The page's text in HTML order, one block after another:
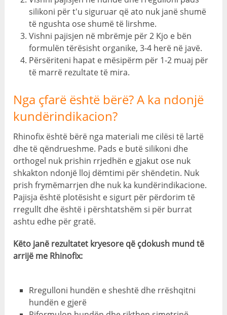
silikoni për t'u siguruar që ato nuk janë shumë
të ngushta ose shumë të lirshme.
Vishni pajisjen në mbrëmje për 2 Kjo e bën
formulën tërësisht organike, 3-4 herë në javë.
Përsëriteni hapat e mësipërm për 1-2 muaj për
të marrë rezultate të mira.
Nga çfarë është bërë? A ka ndonjë
kundërindikacion?
Rhinofix është bërë nga materiali me cilësi të lartë
dhe të qëndrueshme. Pads e butë silikoni dhe
orthogel nuk prishin rrjedhën e gjakut ose nuk
shkakton ndonjë lloj dëmtimi për shëndetin. Nuk
prish frymëmarrjen dhe nuk ka kundërindikacione.
Pajisja është plotësisht e sigurt për përdorim të
rregullt dhe është i përshtatshëm si për burrat
ashtu edhe për gratë.
Këto janë rezultatet kryesore që çdokush mund të
arrijë me Rhinofix:
Rregulloni hundën e sheshtë dhe rrëshqitni
hundën e gjerë